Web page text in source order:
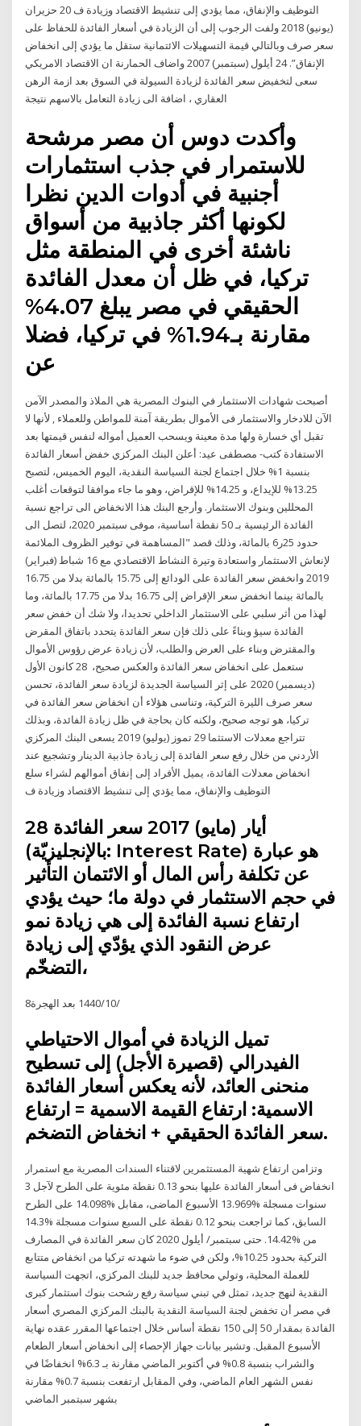
التوظيف والإنفاق، مما يؤدي إلى تنشيط الاقتصاد وزيادة ف 20 حزيران
(يونيو) 2018 ولفت الرجوب إلى أن الزيادة في أسعار الفائدة للحفاظ على
سعر صرف وبالتالي قيمة التسهيلات الائتمانية ستقل ما يؤدي إلى انخفاض
الإنفاق”. 24 أيلول (سبتمبر) 2007 واضاف الحمارنة ان الاقتصاد الامريكي
سعى لتخفيض سعر الفائدة لزيادة السيولة في السوق بعد ازمة الرهن
وأكدت دوس أن مصر مرشحة
للاستمرار في جذب استثمارات
أجنبية في أدوات الدين نظرا
لكونها أكثر جاذبية من أسواق
ناشئة أخرى في المنطقة مثل
تركيا، في ظل أن معدل الفائدة
الحقيقي في مصر يبلغ 4.07%
مقارنة بـ1.94% في تركيا، فضلا
عن
أصبحت شهادات الاستثمار في البنوك المصرية هي الملاذ والمصدر الآمن
الآن للادخار والاستثمار فى الأموال بطريقة آمنة للمواطن وللعملاء , لأنها لا
تقبل أي خسارة ولها مدة معينة ويسحب العميل أمواله لنفس قيمتها بعد
الاستفادة كتب- مصطفى عيد: أعلن البنك المركزي خفض أسعار الفائدة
بنسبة 1% خلال اجتماع لجنة السياسة النقدية، اليوم الخميس، لتصبح
13.25% للإيداع، و 14.25% للإقراض، وهو ما جاء موافقا لتوقعات أغلب
المحللين وبنوك الاستثمار. وأرجع البنك هذا الانخفاض الى تراجع نسبة
الفائدة الرئيسية بـ 50 نقطة أساسية، موفى سبتمبر 2020، لتصل الى
حدود 25ر6 بالمائة، وذلك قصد "المساهمة في توفير الظروف الملائمة
لإنعاش الاستثمار واستعادة وتيرة النشاط الاقتصادي مع 16 شباط (فبراير)
2019 وانخفض سعر الفائدة على الودائع إلى 15.75 بالمائة بدلا من 16.75
بالمائة بينما انخفض سعر الإقراض إلى 16.75 بدلا من 17.75 بالمائة، وما
لهذا من أثر سلبي على الاستثمار الداخلي تحديدا، ولا شك أن خفض سعر
الفائدة سيؤ وبناءً على ذلك فإن سعر الفائدة يتحدد باتفاق المقرض
والمقترض وبناء على العرض والطلب، لأن زيادة عرض رؤوس الأموال
ستعمل على انخفاض سعر الفائدة والعكس صحيح، 28 كانون الأول
(ديسمبر) 2020 على إثر السياسة الجديدة لزيادة سعر الفائدة، تحسن
سعر صرف الليرة التركية، وتناسى هؤلاء أن انخفاض سعر الفائدة في
تركيا، هو توجه صحيح، ولكنه كان بحاجة في ظل زيادة الفائدة، وبذلك
تتراجع معدلات الاستثما 29 تموز (يوليو) 2019 يسعى البنك المركزي
الأردني من خلال رفع سعر الفائدة إلى زيادة جاذبية الدينار وتشجيع عند
انخفاض معدلات الفائدة، يميل الأفراد إلى إنفاق أموالهم لشراء سلع
التوظيف والإنفاق، مما يؤدي إلى تنشيط الاقتصاد وزيادة ف
28 أيار (مايو) 2017 سعر الفائدة
(بالإنجليزيّة: Interest Rate) هو عبارة
عن تكلفة رأس المال أو الائتمان التأثير
في حجم الاستثمار في دولة ما؛ حيث يؤدي
ارتفاع نسبة الفائدة إلى هي زيادة نمو
عرض النقود الذي يؤدّي إلى زيادة
التضخّم،
8‏‏/10‏‏/1440 بعد الهجرة
تميل الزيادة في أموال الاحتياطي
الفيدرالي (قصيرة الأجل) إلى تسطيح
منحنى العائد، لأنه يعكس أسعار الفائدة
الاسمية: ارتفاع القيمة الاسمية = ارتفاع
سعر الفائدة الحقيقي + انخفاض التضخم.
وتزامن ارتفاع شهية المستثمرين لاقتناء السندات المصرية مع استمرار
انخفاض فى أسعار الفائدة عليها بنحو 0.13 نقطة مئوية على الطرح لآجل 3
سنوات مسجلة %13.969 الأسبوع الماضى، مقابل %14.098 على الطرح
السابق، كما تراجعت بنحو 0.12 نقطة على السبع سنوات مسجلة %14.3
من %14.42. حتى سبتمبر/ أيلول 2020 كان سعر الفائدة في المصارف
التركية بحدود 10.25%، ولكن في ضوء ما شهدته تركيا من انخفاض متتابع
للعملة المحلية، وتولي محافظ جديد للبنك المركزي، اتجهت السياسة
النقدية لنهج جديد، تمثل في تبني سياسة رفع رشحت بنوك استثمار كبرى
في مصر أن تخفض لجنة السياسة النقدية بالبنك المركزي المصري أسعار
الفائدة بمقدار 50 إلى 150 نقطة أساس خلال اجتماعها المقرر عقده نهاية
الأسبوع المقبل. وتشير بيانات جهاز الإحصاء إلى انخفاض أسعار الطعام
والشراب بنسبة 0.8% في أكتوبر الماضي مقارنة بـ 6.3% انخفاضًا في
نفس الشهر العام الماضي، وفي المقابل ارتفعت بنسبة 0.7% مقارنة
بشهر سبتمبر الماضي